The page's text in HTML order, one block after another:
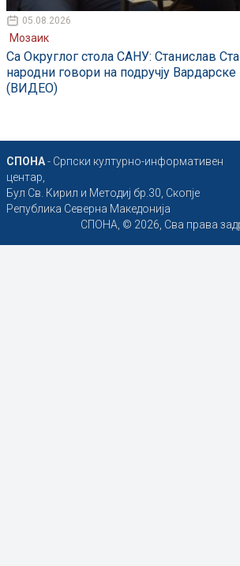
05.08.2026
Мозаик
Са Округлог стола САНУ: Станислав
народни говори на подручју
(ВИДЕО)
СПОНА- Српски културно-информативен
центар,
Бул Св. Кирил и Методиј бр.30, Скопје
Република Северна Македонија
СПОНА, © 2026, Сва права